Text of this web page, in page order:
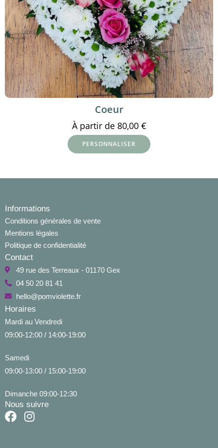
Coeur
À partir de 80,00 €
PERSONNALISER
Informations
Conditions générales de vente
Mentions légales
Politique de confidentialité
Contact
49 rue des Terreaux - 01170 Gex
04 50 20 81 41
hello@pomviolette.fr
Horaires
Mardi au Vendredi
09:00-12:00 / 14:00-19:00
Samedi
09:00-13:00 / 15:00-19:00
Dimanche 09:00-12:30
Nous suivre